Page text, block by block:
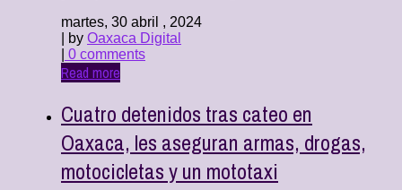
martes, 30 abril , 2024
| by Oaxaca Digital
0 comments
Read more
Cuatro detenidos tras cateo en
Oaxaca, les aseguran armas, drogas,
motocicletas y un mototaxi